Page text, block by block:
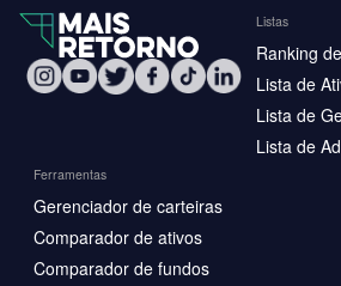
Listas
Ranking
Lista de
Lista de
Lista de
Ferramentas
Gerenciador de carteiras
Comparador de ativos
Comparador de fundos